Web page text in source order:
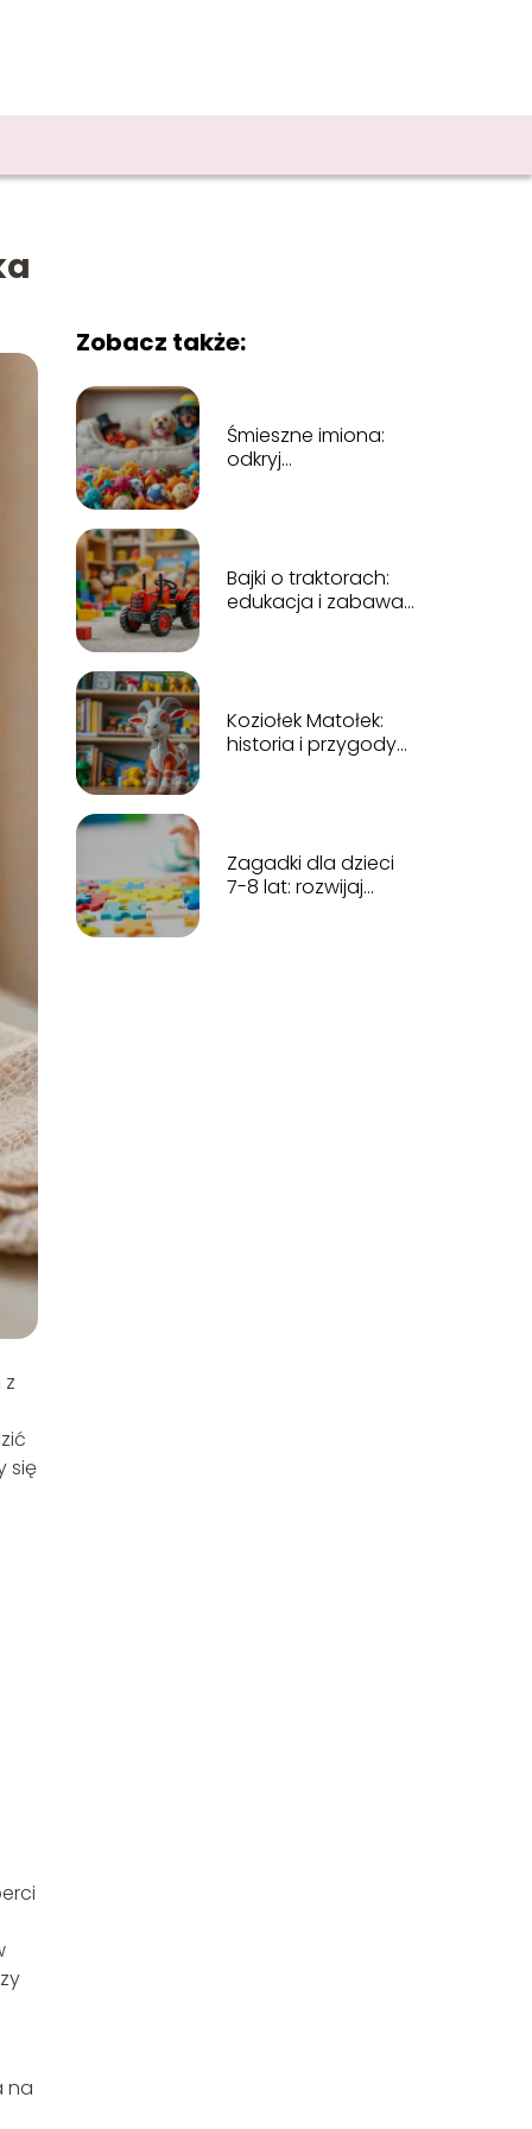
się
na
Zobacz także:
Śmieszne imiona:
odkryj
Bajki o traktorach:
edukacja i zabawa
Koziołek Matołek:
historia i przygody
Zagadki dla dzieci
7-8 lat: rozwijaj